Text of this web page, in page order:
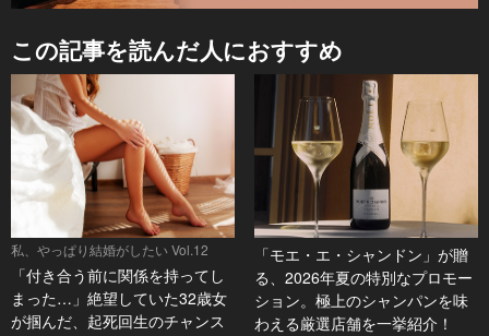
この記事を読んだ人におすすめ
私、やっぱり結婚がしたい Vol.12
「付き合う前に関係を持ってし
まった…」絶望していた32歳女
が掴んだ、起死回生のチャンス
「モエ・エ・シャンドン」が贈
る、2026年夏の特別なプロモー
ション。極上のシャンパンを味
わえる厳選店舗を一挙紹介！